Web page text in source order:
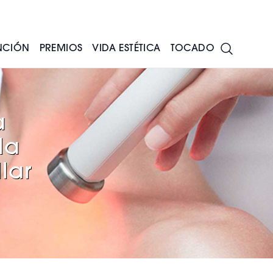
PREMIOS VIDA ESTÉTICA TOCADO